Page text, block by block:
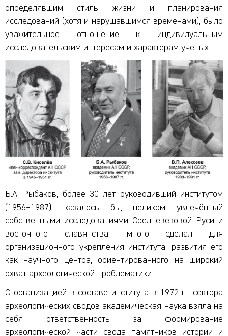
определявшим стиль жизни и планирования
исследований (хотя и нарушавшимся временами), было
уважительное отношение к индивидуальным
исследовательским интересам и характерам учёных.
Б.А. Рыбаков, более 30 лет руководивший институтом
(1956–1987), казалось бы, целиком увлечённый
собственными исследованиями Средневековой Руси и
восточного славянства, много сделал для
организационного укрепления института, развития его
как научного центра, ориентированного на широкий
охват археологической проблематики.
С организацией в составе института в 1972 г. сектора
археологических сводов академическая наука взяла на
себя ответственность за формирование
археологической части свода памятников истории и